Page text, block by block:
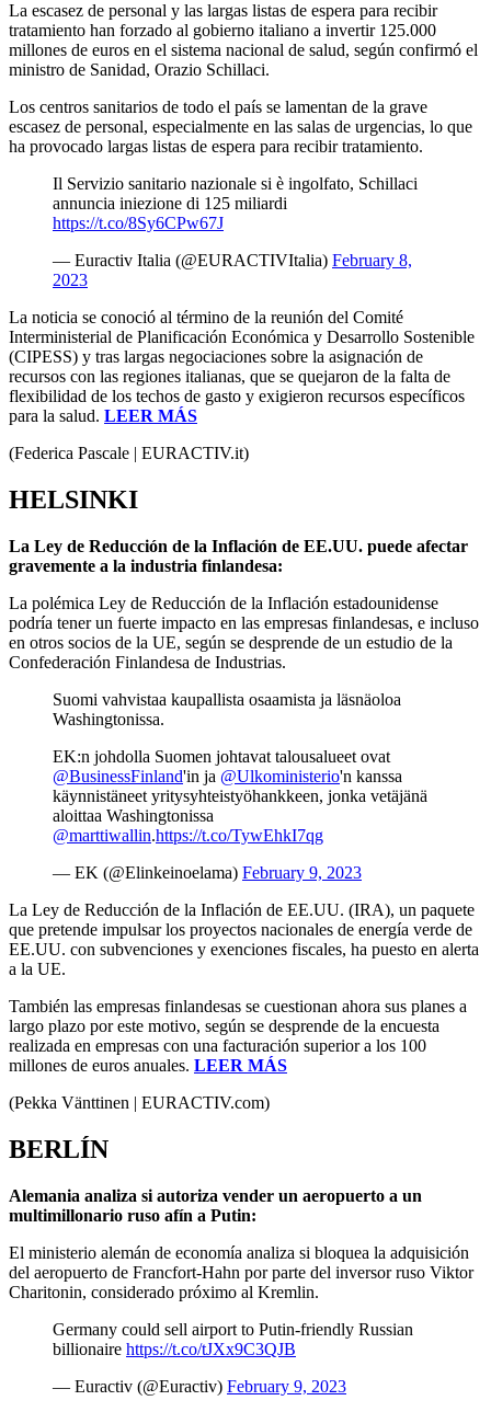
La escasez de personal y las largas listas de espera para recibir
tratamiento han forzado al gobierno italiano a invertir 125.000
millones de euros en el sistema nacional de salud, según confirmó el
ministro de Sanidad, Orazio Schillaci.
Los centros sanitarios de todo el país se lamentan de la grave
escasez de personal, especialmente en las salas de urgencias, lo que
ha provocado largas listas de espera para recibir tratamiento.
Il Servizio sanitario nazionale si è ingolfato, Schillaci
annuncia iniezione di 125 miliardi
https://t.co/8Sy6CPw67J
— Euractiv Italia (@EURACTIVItalia) February 8,
2023
La noticia se conoció al término de la reunión del Comité
Interministerial de Planificación Económica y Desarrollo Sostenible
(CIPESS) y tras largas negociaciones sobre la asignación de
recursos con las regiones italianas, que se quejaron de la falta de
flexibilidad de los techos de gasto y exigieron recursos específicos
para la salud. LEER MÁS
(Federica Pascale | EURACTIV.it)
HELSINKI
La Ley de Reducción de la Inflación de EE.UU. puede afectar
gravemente a la industria finlandesa:
La polémica Ley de Reducción de la Inflación estadounidense
podría tener un fuerte impacto en las empresas finlandesas, e incluso
en otros socios de la UE, según se desprende de un estudio de la
Confederación Finlandesa de Industrias.
Suomi vahvistaa kaupallista osaamista ja läsnäoloa
Washingtonissa.
EK:n johdolla Suomen johtavat talousalueet ovat
@BusinessFinland'in ja @Ulkoministerio'n kanssa
käynnistäneet yritysyhteistyöhankkeen, jonka vetäjänä
aloittaa Washingtonissa
@marttiwallin.https://t.co/TywEhkI7qg
— EK (@Elinkeinoelama) February 9, 2023
La Ley de Reducción de la Inflación de EE.UU. (IRA), un paquete
que pretende impulsar los proyectos nacionales de energía verde de
EE.UU. con subvenciones y exenciones fiscales, ha puesto en alerta
a la UE.
También las empresas finlandesas se cuestionan ahora sus planes a
largo plazo por este motivo, según se desprende de la encuesta
realizada en empresas con una facturación superior a los 100
millones de euros anuales. LEER MÁS
(Pekka Vänttinen | EURACTIV.com)
BERLÍN
Alemania analiza si autoriza vender un aeropuerto a un
multimillonario ruso afín a Putin:
El ministerio alemán de economía analiza si bloquea la adquisición
del aeropuerto de Francfort-Hahn por parte del inversor ruso Viktor
Charitonin, considerado próximo al Kremlin.
Germany could sell airport to Putin-friendly Russian
billionaire https://t.co/tJXx9C3QJB
— Euractiv (@Euractiv) February 9, 2023